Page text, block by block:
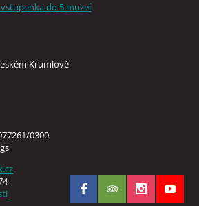
do 5 muzeí
Krumlově
0300